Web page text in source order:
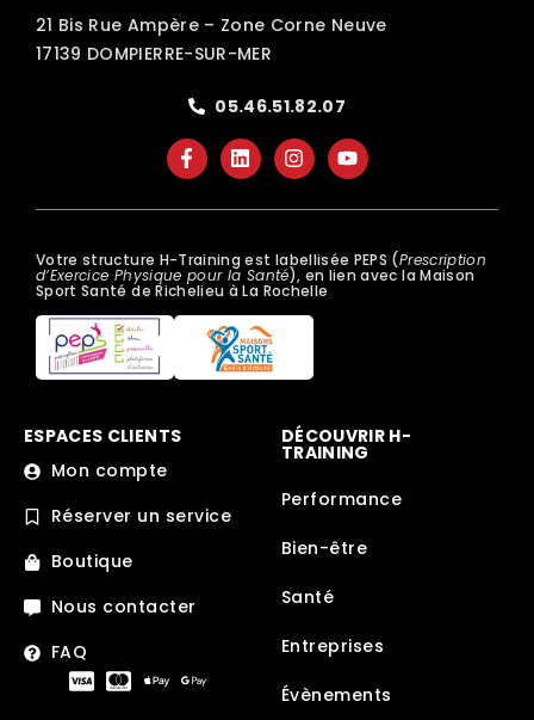
21 Bis Rue Ampère – Zone Corne Neuve
17139 DOMPIERRE-SUR-MER
05.46.51.82.07
Votre structure H-Training est labellisée PEPS (Prescription
d’Exercice Physique pour la Santé), en lien avec la Maison
Sport Santé de Richelieu à La Rochelle
ESPACES CLIENTS
Mon compte
Réserver un service
Boutique
Nous contacter
FAQ
DÉCOUVRIR H-
TRAINING
Performance
Bien-être
Santé
Entreprises
Évènements